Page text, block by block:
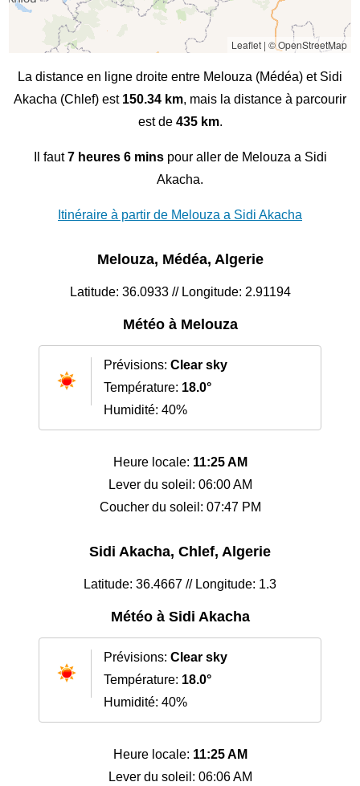
Leaflet| © OpenStreetMap
La distance en ligne droite entre Melouza (Médéa) et Sidi
Akacha (Chlef) est 150.34 km, mais la distance à parcourir
est de 435 km.
Il faut7 heures 6 minspour aller de Melouza a Sidi
Akacha.
Itinéraire à partir de Melouza a Sidi Akacha
Melouza, Médéa, Algerie
Latitude: 36.0933 // Longitude: 2.91194
Météo à Melouza
Prévisions: Clear sky
Température: 18.0°
Humidité: 40%
Heure locale: 11:25 AM
Lever du soleil: 06:00 AM
Coucher du soleil: 07:47 PM
Sidi Akacha, Chlef, Algerie
Latitude: 36.4667 // Longitude: 1.3
Météo à Sidi Akacha
Prévisions: Clear sky
Température: 18.0°
Humidité: 40%
Heure locale: 11:25 AM
Lever du soleil: 06:06 AM